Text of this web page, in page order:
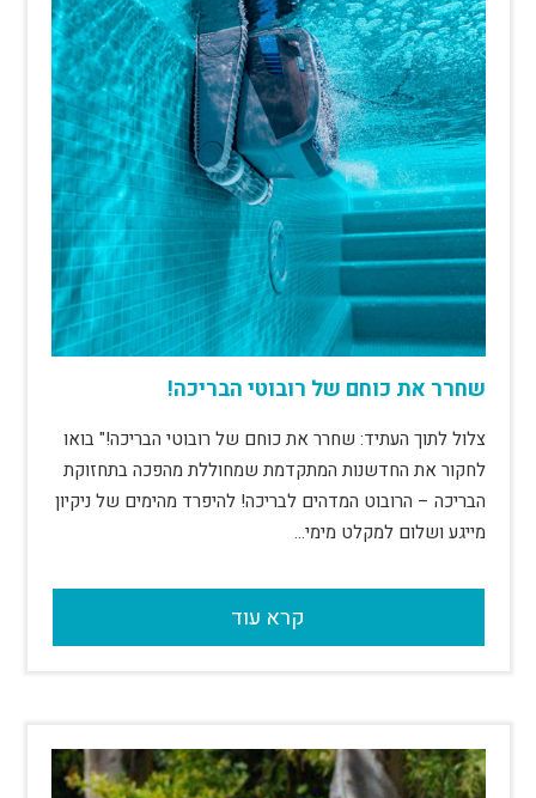
שחרר את כוחם של רובוטי הבריכה!
צלול לתוך העתיד: שחרר את כוחם של רובוטי הבריכה!" בואו
לחקור את החדשנות המתקדמת שמחוללת מהפכה בתחזוקת
הבריכה – הרובוט המדהים לבריכה! להיפרד מהימים של ניקיון
מייגע ושלום למקלט מימי…
קרא עוד